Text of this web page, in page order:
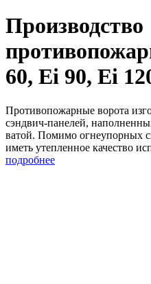
Производство
60, Ei 90, Ei
Противопожарные ворота
сэндвич-панелей,
ватой. Помимо огнеупорных
иметь утепленное качество
подробнее